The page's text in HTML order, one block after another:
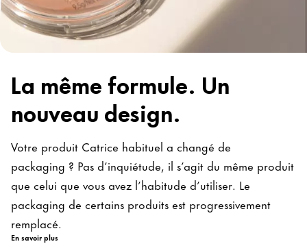
La même formule. Un
nouveau design.
Votre produit Catrice habituel a changé de
packaging ? Pas d’inquiétude, il s’agit du même produit
que celui que vous avez l’habitude d’utiliser. Le
packaging de certains produits est progressivement
remplacé.
En savoir plus